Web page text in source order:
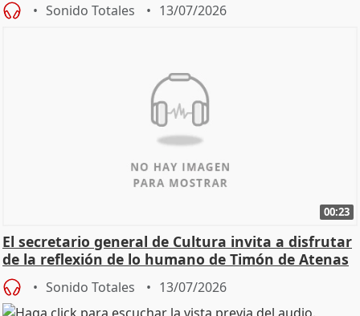
Sonido Totales 13/07/2026
00:23
El secretario general de Cultura invita a disfrutar
de la reflexión de lo humano de Timón de Atenas
Sonido Totales 13/07/2026